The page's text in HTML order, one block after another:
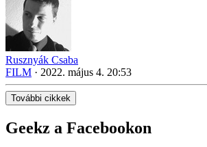
Rusznyák Csaba
FILM · 2022. május 4. 20:53
További cikkek
Geekz a Facebookon